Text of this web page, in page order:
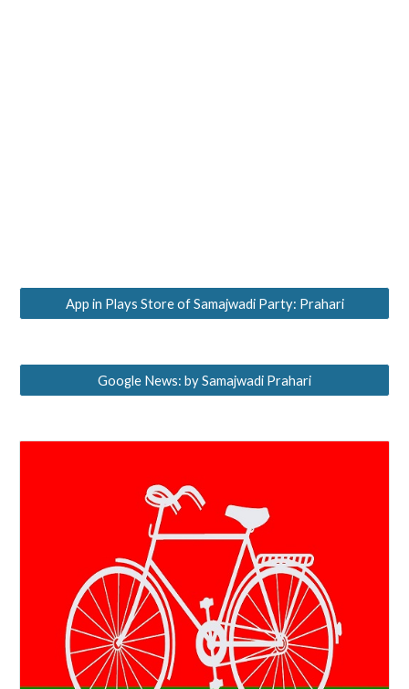
App in Plays Store of Samajwadi Party: Prahari
Google News: by Samajwadi Prahari